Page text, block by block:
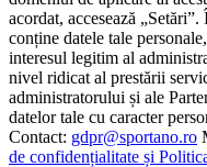
acordat, accesează
conține datele tale
interesul legitim al
nivel ridicat al prestării
administratorului și ale
datelor tale cu caracter
Contact: gdpr@sportano.ro
de confidențialitate și